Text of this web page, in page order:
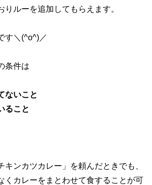
りルーを追加してもらえます。
す＼(^o^)／
条件は
ないこと
ること
キンカツカレー」を頼んだときでも、
くカレーをまとわせて食することが可